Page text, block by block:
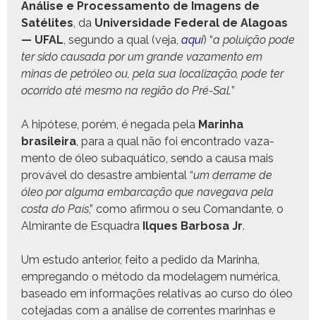
Análise e Proces­sa­men­to de Ima­gens de
Satélites, da Uni­ver­si­dade Fed­er­al de Alagoas
— UFAL, segun­do a qual (veja, aqui) “a poluição pode
ter sido cau­sa­da por um grande vaza­men­to em
minas de petróleo ou, pela sua local­iza­ção, pode ter
ocor­ri­do até mes­mo na região do Pré-Sal.”
A hipótese, porém, é nega­da pela Mar­in­ha
brasileira, para a qual não foi encon­tra­do vaza­
men­to de óleo sub­aquáti­co, sendo a causa mais
prováv­el do desas­tre ambi­en­tal “um der­rame de
óleo por algu­ma embar­cação que nave­g­a­va pela
cos­ta do País,” como afir­mou o seu Coman­dante, o
Almi­rante de Esquadra Ilques Bar­bosa Jr.
Um estu­do ante­ri­or, feito a pedi­do da Mar­in­ha,
empre­gan­do o méto­do da mod­e­lagem numéri­ca,
basea­do em infor­mações rel­a­ti­vas ao cur­so do óleo
cote­jadas com a análise de cor­rentes mar­in­has e